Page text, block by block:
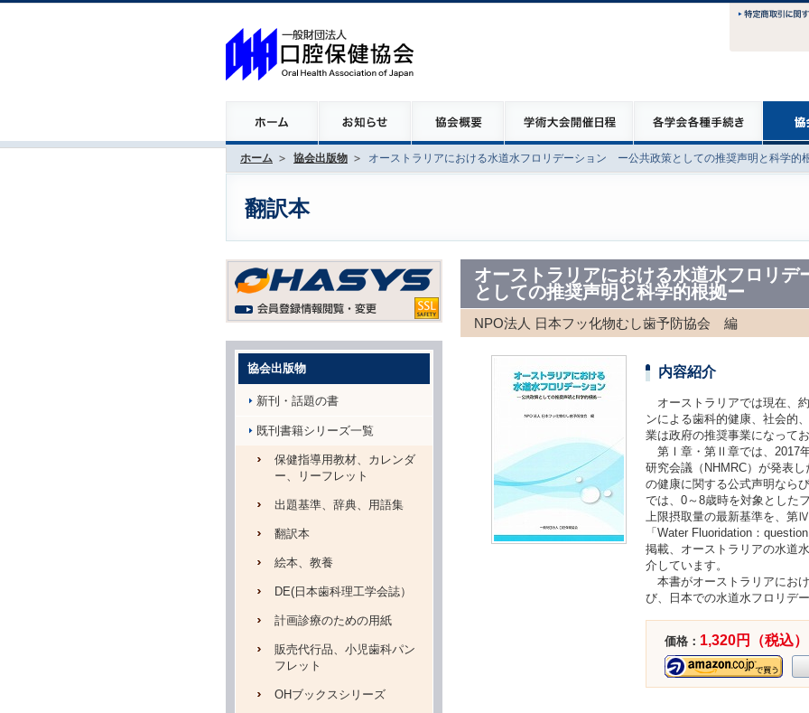
ホーム 協会出版物 オーストラリアにおける水道水フロリデーション ー公共政策としての推奨声明と科学的
翻訳本
オーストラリアにおける水道水フロリ
としての推奨声明と科学的根拠ー
NPO法人 日本フッ化物むし歯予防協会 編
内容紹介
オーストラリアでは現在、
ンによる歯科的健康、社会的
業は政府の推奨事業になってお
第Ⅰ章・第Ⅱ章では、2017
研究会議（NHMRC）が発表
の健康に関する公式声明なら
では、0～8歳時を対象とした
上限摂取量の最新基準を、第
「Water Fluoridation：
掲載、オーストラリアの水道
介しています。
本書がオーストラリアにお
び、日本での水道水フロリデ
価格： 1,320円（税込）
協会出版物
新刊・話題の書
既刊書籍シリーズ一覧
保健指導用教材、カレンダ
ー、リーフレット
出題基準、辞典、用語集
翻訳本
絵本、教養
DE(日本歯科理工学会誌）
計画診療のための用紙
販売代行品、小児歯科パン
フレット
OHブックスシリーズ